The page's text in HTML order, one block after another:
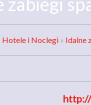
Hotele i Noclegi » Idalne